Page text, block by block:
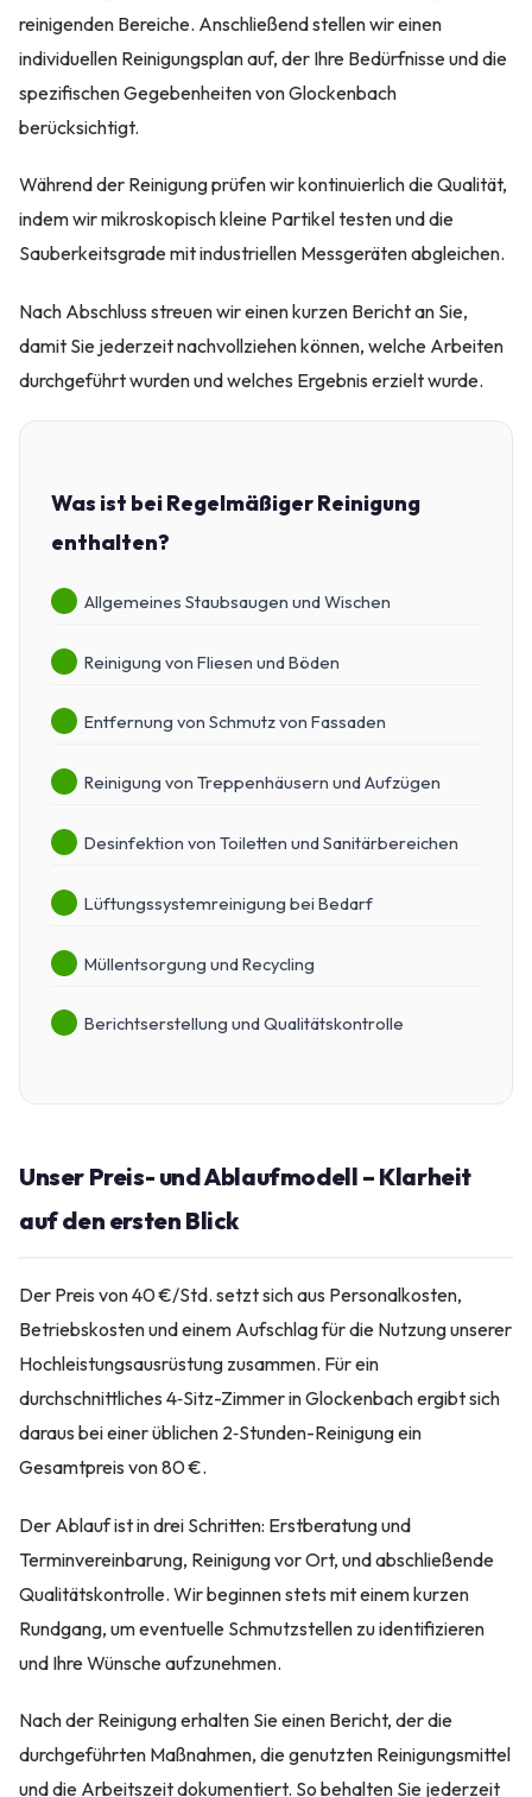
reinigenden Bereiche. Anschließend stellen wir einen
individuellen Reinigungsplan auf, der Ihre Bedürfnisse und die
spezifischen Gegebenheiten von Glockenbach
berücksichtigt.
Während der Reinigung prüfen wir kontinuierlich die Qualität,
indem wir mikroskopisch kleine Partikel testen und die
Sauberkeitsgrade mit industriellen Messgeräten abgleichen.
Nach Abschluss streuen wir einen kurzen Bericht an Sie,
damit Sie jederzeit nachvollziehen können, welche Arbeiten
durchgeführt wurden und welches Ergebnis erzielt wurde.
Was ist bei Regelmäßiger Reinigung
enthalten?
Allgemeines Staubsaugen und Wischen
Reinigung von Fliesen und Böden
Entfernung von Schmutz von Fassaden
Reinigung von Treppenhäusern und Aufzügen
Desinfektion von Toiletten und Sanitärbereichen
Lüftungssystemreinigung bei Bedarf
Müllentsorgung und Recycling
Berichtserstellung und Qualitätskontrolle
Unser Preis- und Ablaufmodell – Klarheit
auf den ersten Blick
Der Preis von 40 €/Std. setzt sich aus Personalkosten,
Betriebskosten und einem Aufschlag für die Nutzung unserer
Hochleistungsausrüstung zusammen. Für ein
durchschnittliches 4‑Sitz-Zimmer in Glockenbach ergibt sich
daraus bei einer üblichen 2‑Stunden-Reinigung ein
Gesamtpreis von 80 €.
Der Ablauf ist in drei Schritten: Erstberatung und
Terminvereinbarung, Reinigung vor Ort, und abschließende
Qualitätskontrolle. Wir beginnen stets mit einem kurzen
Rundgang, um eventuelle Schmutzstellen zu identifizieren
und Ihre Wünsche aufzunehmen.
Nach der Reinigung erhalten Sie einen Bericht, der die
durchgeführten Maßnahmen, die genutzten Reinigungsmittel
und die Arbeitszeit dokumentiert. So behalten Sie jederzeit